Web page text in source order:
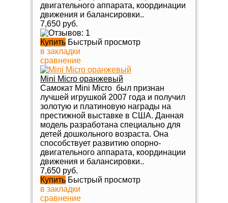
двигательного аппарата, координации
движения и балансировки..
7,650 руб.
Купить Быстрый просмотр
в закладки
сравнение
Mini Micro оранжевый
Самокат Mini Micro был признан
лучшей игрушкой 2007 года и получил
золотую и платиновую награды на
престижной выставке в США. Данная
модель разработана специально для
детей дошкольного возраста. Она
способствует развитию опорно-
двигательного аппарата, координации
движения и балансировки..
7,650 руб.
Купить Быстрый просмотр
в закладки
сравнение